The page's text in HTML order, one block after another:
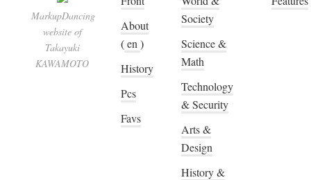
MarkupDancing
website of
Takayuki
KAWAMOTO
About
(en)
History
Pcs
Favs
Society
Science &
Math
Technology
& Security
Arts &
Design
History &